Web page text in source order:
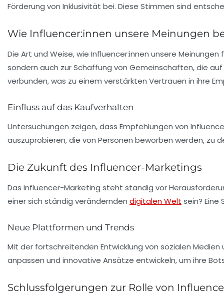
Förderung von Inklusivität bei. Diese Stimmen sind
Wie Influencer:innen unsere Meinungen
Die Art und Weise, wie Influencer:innen unsere
sondern auch zur Schaffung von Gemeinschaften, die
verbunden, was zu einem verstärkten Vertrauen in ihre
Einfluss auf das Kaufverhalten
Untersuchungen zeigen, dass Empfehlungen von
auszuprobieren, die von Personen beworben werden, zu
Die Zukunft des Influencer-Marketings
Das Influencer-Marketing steht ständig vor
einer sich ständig verändernden digitalen Welt sein?
Neue Plattformen und Trends
Mit der fortschreitenden Entwicklung von sozialen
anpassen und innovative Ansätze entwickeln, um ihre
Schlussfolgerungen zur Rolle von